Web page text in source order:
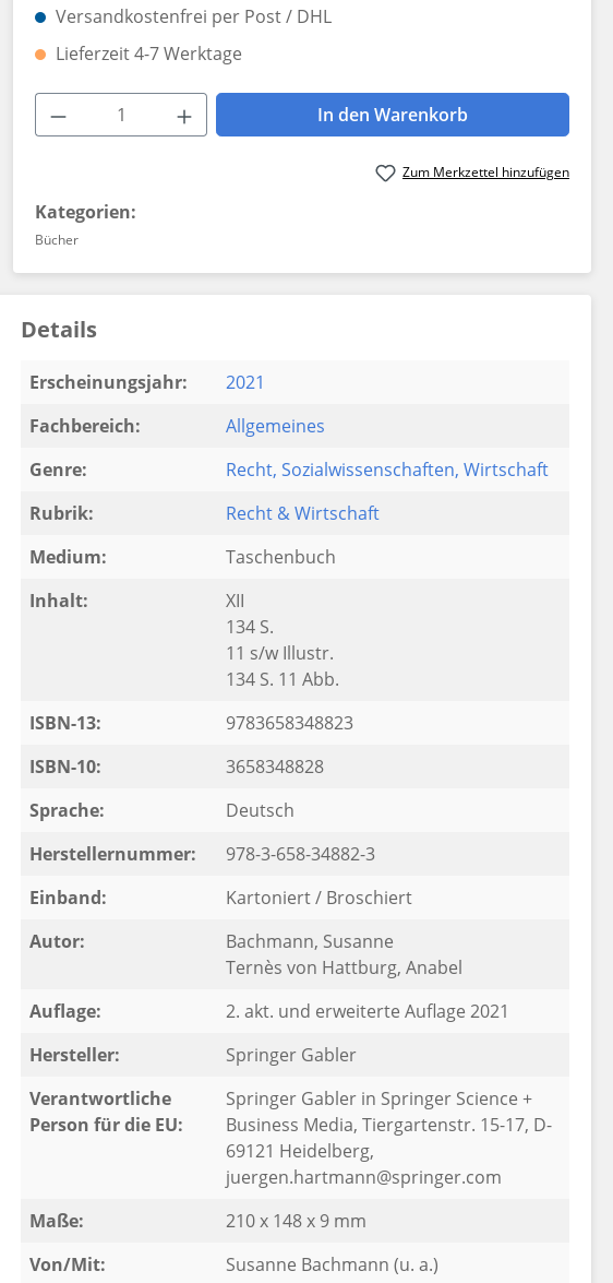
Versandkostenfrei per Post / DHL
Lieferzeit 4-7 Werktage
Produkt Anzahl: Gib den gewünschten Wert
In den Warenkorb
Zum Merkzettel hinzufügen
Kategorien:
Bücher
Details
Erscheinungsjahr:
2021
Fachbereich:
Allgemeines
Genre:
Recht, Sozialwissenschaften, Wirtschaft
Rubrik:
Recht & Wirtschaft
Medium:
Taschenbuch
Inhalt:
XII
134 S.
11 s/w Illustr.
134 S. 11 Abb.
ISBN-13:
9783658348823
ISBN-10:
3658348828
Sprache:
Deutsch
Herstellernummer:
978-3-658-34882-3
Einband:
Kartoniert / Broschiert
Autor:
Bachmann, Susanne
Ternès von Hattburg, Anabel
Auflage:
2. akt. und erweiterte Auflage 2021
Hersteller:
Springer Gabler
Verantwortliche
Person für die EU:
Springer Gabler in Springer Science +
Business Media, Tiergartenstr. 15-17, D-
69121 Heidelberg,
juergen.hartmann@springer.com
Maße:
210 x 148 x 9 mm
Von/Mit:
Susanne Bachmann (u. a.)